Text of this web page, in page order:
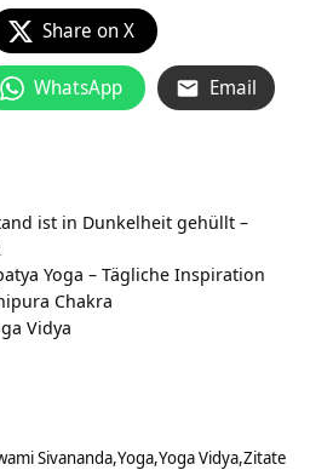
Share on X
WhatsApp Email
ist in Dunkelheit gehüllt –
Yoga – Tägliche Inspiration
Chakra
Vidya
Sivananda Yoga Yoga Vidya Zitate